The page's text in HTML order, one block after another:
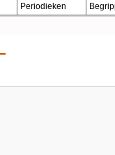
Periodieken